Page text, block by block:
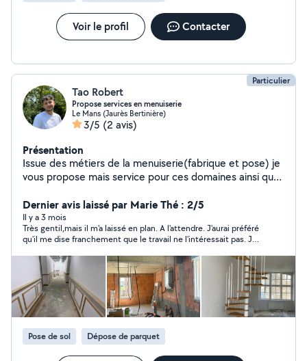
Voir le profil Contacter
Particulier
Tao Robert
Propose services en menuiserie
Le Mans (Jaurès Bertinière)
3/5 (2 avis)
Présentation
Issue des métiers de la menuiserie(fabrique et pose) je
vous propose mais service pour ces domaines ainsi que
Dernier avis laissé par Marie Thé : 2/5
Il y a 3 mois
Très gentil,mais il m'a laissé en plan. A l'attendre. J'aurai préféré
qu'il me dise franchement que le travail ne l'intéressait pas. Je
Pose de sol Dépose de parquet